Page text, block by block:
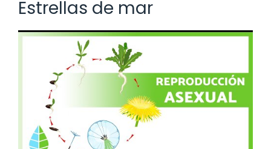
Estrellas de mar